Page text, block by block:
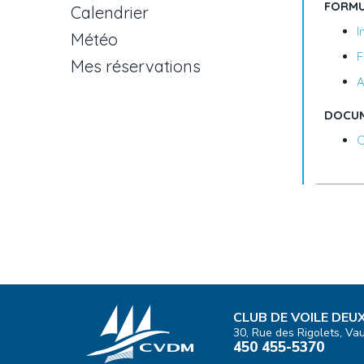
Calendrier
Météo
Mes réservations
CLUB DE VOILE
30, Rue des Rigolets,
450 455-5370